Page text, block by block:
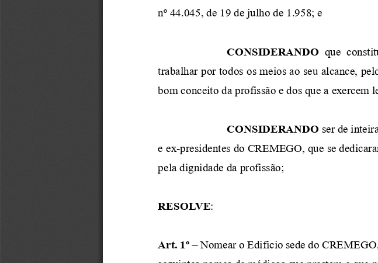
nº 44.045, de 19 de julho de 1.958; e
CONSIDERANDO que
trabalhar por todos os meios ao seu alcance,
bom conceito da profissão e dos que a exercem
CONSIDERANDO ser de
e ex-presidentes do CREMEGO, que se
pela dignidade da profissão;
RESOLVE:
Art. 1º –Nomear o Edifício sede do CREMEGO